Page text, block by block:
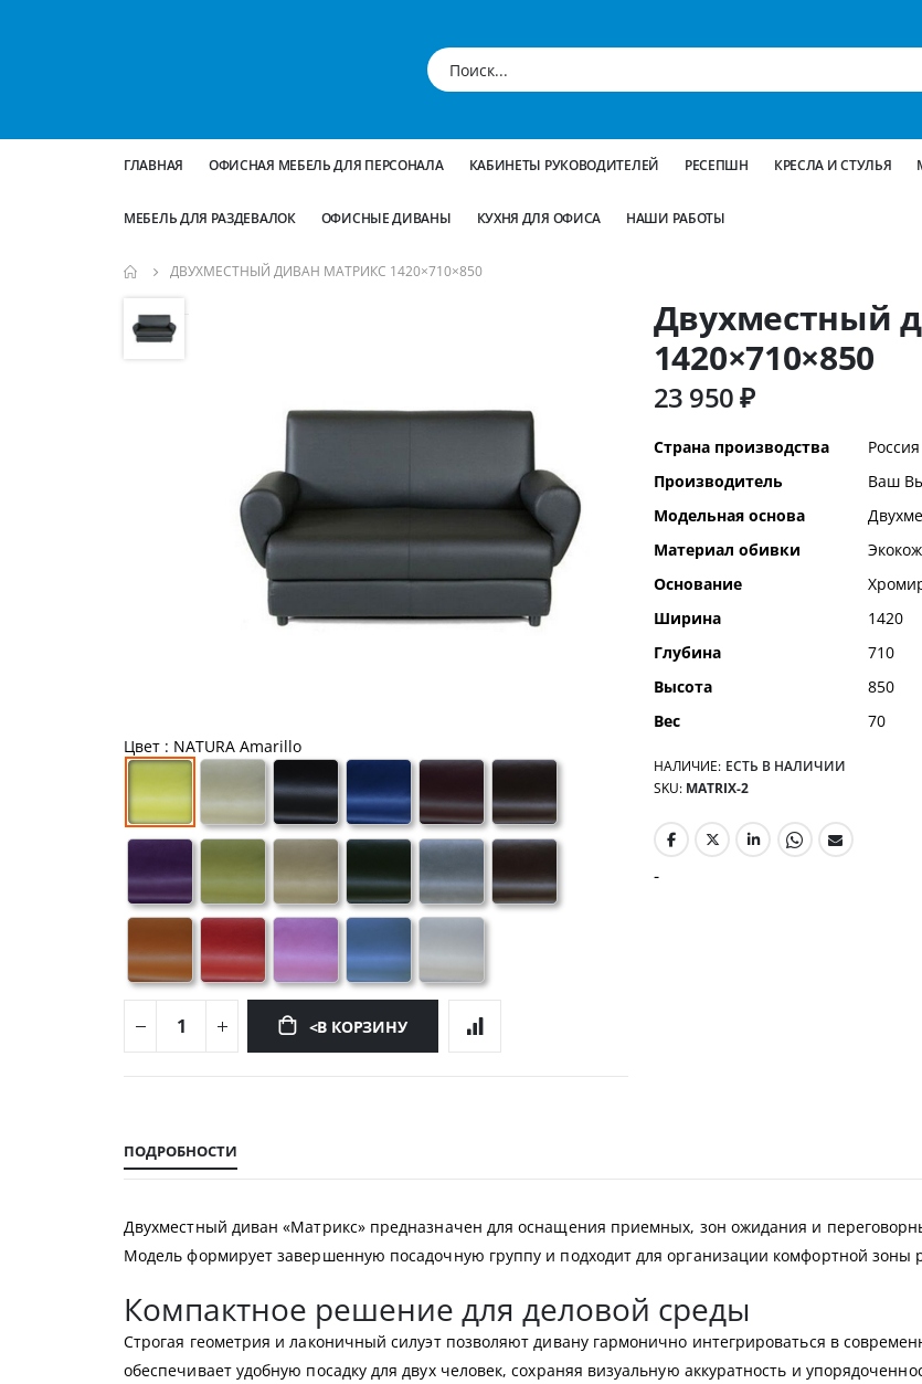
ГЛАВНАЯ ОФИСНАЯ МЕБЕЛЬ ДЛЯ ПЕРСОНАЛА КАБИНЕТЫ РУКОВОДИТЕЛЕЙ РЕСЕПШН КРЕСЛА И СТУЛЬЯ
МЕБЕЛЬ ДЛЯ РАЗДЕВАЛОК ОФИСНЫЕ ДИВАНЫ КУХНЯ ДЛЯ ОФИСА НАШИ РАБОТЫ
ДВУХМЕСТНЫЙ ДИВАН МАТРИКС 1420×710×850
перейти
Цвет : NATURA Amarillo
<В КОРЗИНУ
началу
галереи
изображений
Двухместный
1420×710×850
23 950 ₽
Дополнительная
информация
Страна производства
Россия
Производитель
Ваш
Модельная основа
Материал обивки
Основание
Ширина
1420
Глубина
710
Высота
850
Вес
70
НАЛИЧИЕ: ЕСТЬ В НАЛИЧИИ
SKU MATRIX-2
-
ПОДРОБНОСТИ
Двухместный диван «Матрикс» предназначен для оснащения приемных, зон ожидания и
Модель формирует завершенную посадочную группу и подходит для организации комфортной зоны
Компактное решение для деловой среды
Строгая геометрия и лаконичный силуэт позволяют дивану гармонично интегрироваться в
обеспечивает удобную посадку для двух человек, сохраняя визуальную аккуратность и